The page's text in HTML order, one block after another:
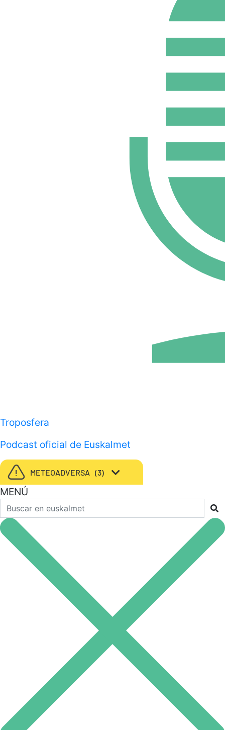
Troposfera
Podcast oficial de Euskalmet
METEOADVERSA 3
MENÚ
Buscar en euskalmet